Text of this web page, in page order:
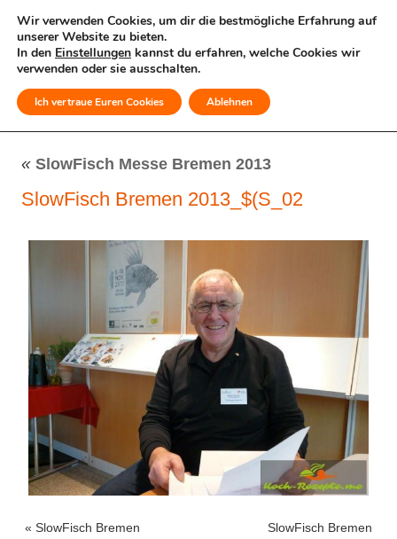
MENÜ
« SlowFisch Messe Bremen 2013
SlowFisch Bremen 2013_$(S_02
« SlowFisch Bremen
SlowFisch Bremen
Wir verwenden Cookies, um dir die bestmögliche Erfahrung auf
unserer Website zu bieten.
In den Einstellungen kannst du erfahren, welche Cookies wir
verwenden oder sie ausschalten.
Ich vertraue Euren Cookies Ablehnen